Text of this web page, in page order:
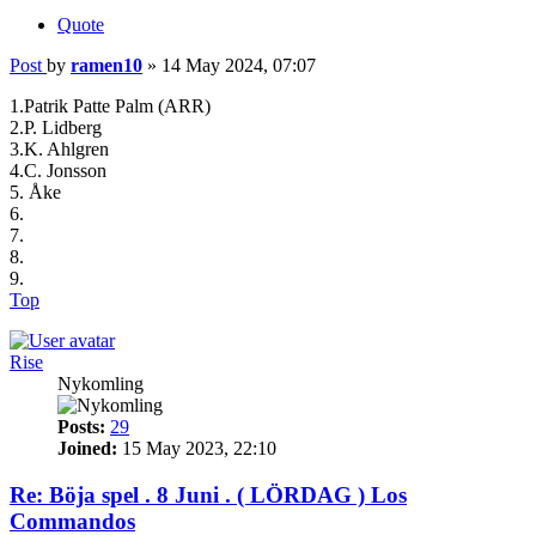
Quote
Post by ramen10 » 14 May 2024, 07:07
1.Patrik Patte Palm (ARR)
2.P. Lidberg
3.K. Ahlgren
4.C. Jonsson
5. Åke
6.
7.
8.
9.
Top
Rise
Nykomling
Posts: 29
Joined: 15 May 2023, 22:10
Re: Böja spel . 8 Juni . ( LÖRDAG ) Los
Commandos